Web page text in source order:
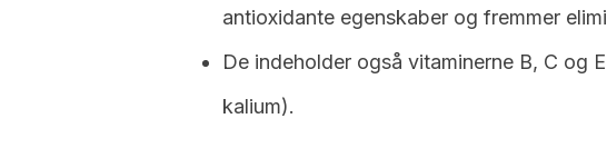
antioxidante egenskaber og fremmer
De indeholder også vitaminerne B, C og
kalium).